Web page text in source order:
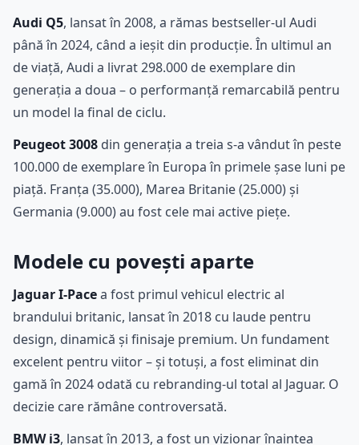
Audi Q5, lansat în 2008, a rămas bestseller-ul Audi
până în 2024, când a ieșit din producție. În ultimul an
de viață, Audi a livrat 298.000 de exemplare din
generația a doua – o performanță remarcabilă pentru
un model la final de ciclu.
Peugeot 3008 din generația a treia s-a vândut în peste
100.000 de exemplare în Europa în primele șase luni pe
piață. Franța (35.000), Marea Britanie (25.000) și
Germania (9.000) au fost cele mai active piețe.
Modele cu povești aparte
Jaguar I-Pacea fost primul vehicul electric al
brandului britanic, lansat în 2018 cu laude pentru
design, dinamică și finisaje premium. Un fundament
excelent pentru viitor – și totuși, a fost eliminat din
gamă în 2024 odată cu rebranding-ul total al Jaguar. O
decizie care rămâne controversată.
BMW i3, lansat în 2013, a fost un vizionar înaintea